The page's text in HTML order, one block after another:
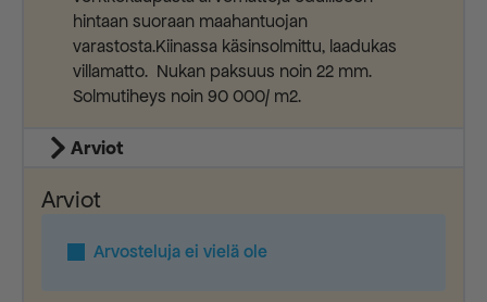
hintaan suoraan maahantuojan
varastosta.Kiinassa käsinsolmittu, laadukas
villamatto. Nukan paksuus noin 22 mm.
Solmutiheys noin 90 000/ m2.
Arviot
Arviot
Arvosteluja ei vielä ole